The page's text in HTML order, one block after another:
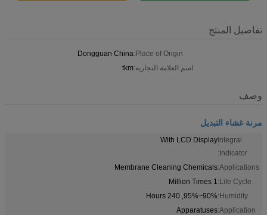
تفاصيل المنتج
Place of Origin:
Dongguan China
اسم العلامة التجارية:tkm
وصف
مرنة غشاء التبديل
Integral
Indicator:
With LCD Display
Applications:
Membrane Cleaning Chemicals
Life Cycle:
1 Million Times
Humidity:
90%~95%, 240 Hours
Application:
Apparatuses